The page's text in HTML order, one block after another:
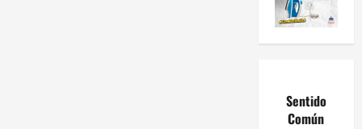
Sentido
Común